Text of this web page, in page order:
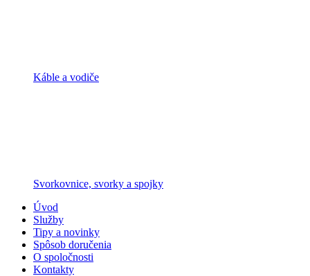
Káble a vodiče
Svorkovnice, svorky a spojky
Úvod
Služby
Tipy a novinky
Spôsob doručenia
O spoločnosti
Kontakty